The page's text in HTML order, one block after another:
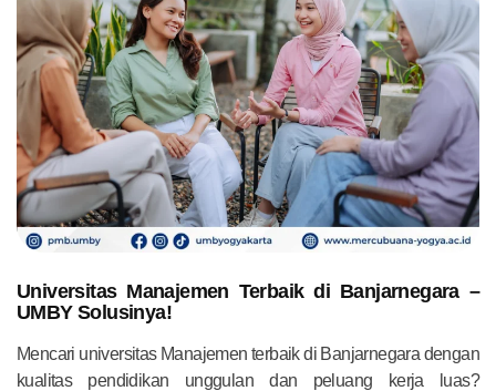
Universitas Manajemen Terbaik di Banjarnegara –
UMBY Solusinya!
Mencari universitas Manajemen terbaik di Banjarnegara dengan
kualitas pendidikan unggulan dan peluang kerja luas?